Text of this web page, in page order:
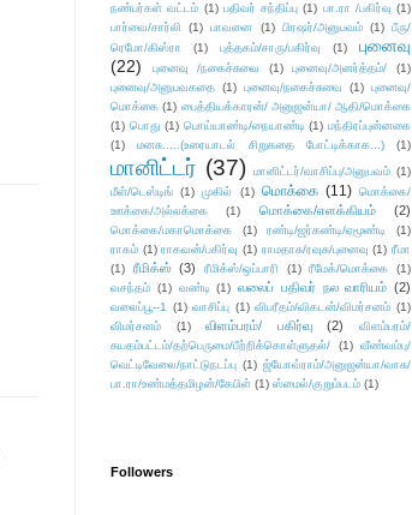
நண்பர்கள் வட்டம் (1) பதிவர் சந்திப்பு (1) பா.ரா /பகிர்வு (1)
பார்வை/சார்லி
(1) பாவனை (1) பிரஷர்/அனுபவம் (1) பீரு/
ரெமோ/கிஸ்ரா
(1) புத்தகம்/சாரு/பகிர்வு (1)
புனைவு
(22)
புனைவு /நகைச்சுவை (1) புனைவு/அனர்த்தம்/
(1)
புனைவு/அனுபவகதை (1) புனைவு/நகைச்சுவை (1) புனைவு/
மொக்கை (1) பைத்தியக்காரன்/ அனுஜன்யா/ ஆதி/மொக்கை
(1) பொது (1) பொய்யாண்டி/நையாண்டி (1) மந்திரப்புன்னகை
(1)
மனசு.....(உரையாடல் சிறுகதை போட்டிக்காக...) (1)
மானிட்டர் (37) மானிட்டர்/வாசிப்பு/அனுபவம் (1)
மீள்/டெஸ்டிங் (1) முகில் (1) மொக்கை (11) மொக்கை/
ஊக்கை/அல்லக்கை
(1) மொக்கை/எளக்கியம் (2)
மொக்கை/மகாமொக்கை (1) ரண்டி/ஜர்கண்டி/ஏமூண்டி
(1)
ராகம் (1) ராகவன்/பகிர்வு (1) ராமதாசு/ரவுசு/புனைவு (1) ரீமா
(1)
ரீமிக்ஸ் (3) ரீமிக்ஸ்/ஒப்பாரி (1) ரீமேக்/மொக்கை
(1)
வசந்தம் (1) வண்டி (1) வலைப் பதிவர் நல வாரியம் (2)
வலைப்பூ--1 (1) வாசிப்பு (1) விபரீதம்/விகடன்/விமர்சனம் (1)
விமர்சனம்
(1) விளம்பரம்/ பகிர்வு (2)
விளம்பரம்/
சுயதம்பட்டம்/தற்பெருமை/பீற்றிக்கொள்ளுதல்/
(1) வீண்வம்பு/
வெட்டிவேலை/நாட்டுநடப்பு (1) ஜ்யோவ்ராம்/அனுஜன்யா/வாசு/
பா.ரா/உண்மத்தமிழன்/கேபிள் (1) ஸ்மைல்/குறும்படம் (1)
Followers